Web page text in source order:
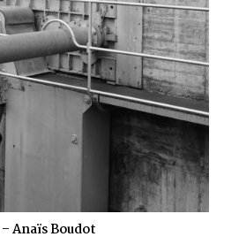
Anaïs Boudot